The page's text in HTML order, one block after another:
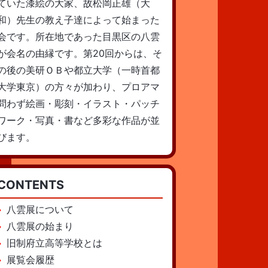
いた漆絵の大家、故松岡正雄（大
）先生の教え子達によって始まった
です。所在地であった目黒区の八雲
会名の由縁です。第20回からは、そ
後の美研ＯＢや都立大学（一時首都
学東京）の方々が加わり、プロアマ
わず絵画・彫刻・イラスト・パッチ
ーク・写真・書など多彩な作品が並
ます。
八雲展について
八雲展の始まり
旧制府立高等学校とは
展覧会履歴